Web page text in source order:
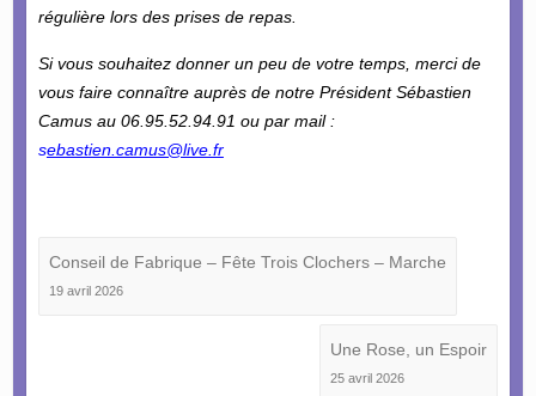
régulière lors des prises de repas.
Si vous souhaitez donner un peu de votre temps, merci de
vous faire connaître auprès de notre Président Sébastien
Camus au 06.95.52.94.91 ou par mail :
sebastien.camus@live.fr
Conseil de Fabrique – Fête Trois Clochers – Marche
19 avril 2026
Une Rose, un Espoir
25 avril 2026